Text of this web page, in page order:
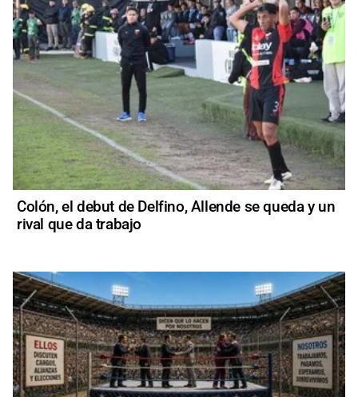
Colón, el debut de Delfino, Allende se queda y un
rival que da trabajo